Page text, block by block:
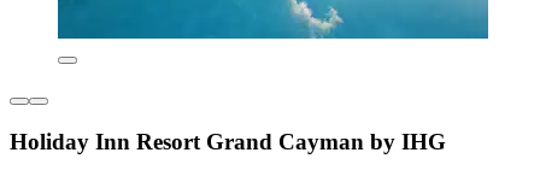
Holiday Inn Resort Grand Cayman by IHG